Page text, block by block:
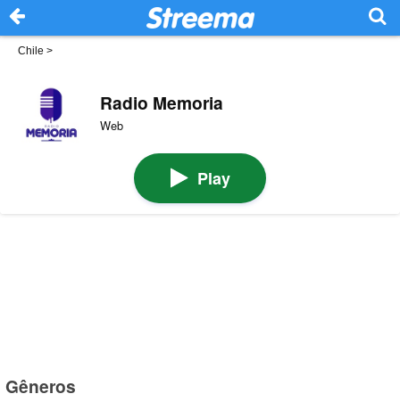
Chile >
Radio Memoria
Web
Play
Gêneros